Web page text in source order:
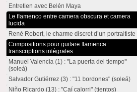
Entretien avec Belén Maya
Le flamenco entre camera obscura et camera
lucida
René Robert, le charme discret d’un portraitiste
Compositions pour guitare flamenca :
transcriptions intégrales
Manuel Valencia (1) : "La puerta del tiempo"
(soleá)
Salvador Gutiérrez (3) : "11 bordones" (soleá)
Niño Ricardo (13) : "Caí calorri" (tientos)